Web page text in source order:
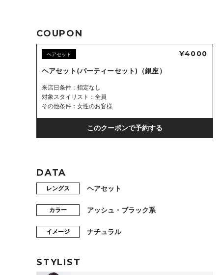
COUPON
ヘアセット(パーティーセット)（銀座）
ヘアセット ¥4000
来店日条件
指定なし
対象スタイリスト
全員
その他条件
女性のお客様
このクーポンで予約する
DATA
レングス ヘアセット
カラー アッシュ・ブラック系
イメージ ナチュラル
STYLIST